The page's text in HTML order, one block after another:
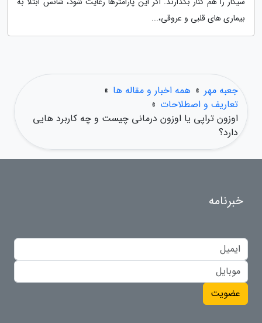
بیماری های قلبی و عروقی،...
جعبه مهر » همه اخبار و مقاله ها »
تعاریف و اصطلاحات »
اوزون تراپی یا اوزون درمانی چیست و چه کاربرد هایی
دارد؟
خبرنامه
عضویت